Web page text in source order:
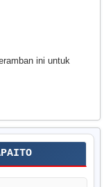
ini untuk